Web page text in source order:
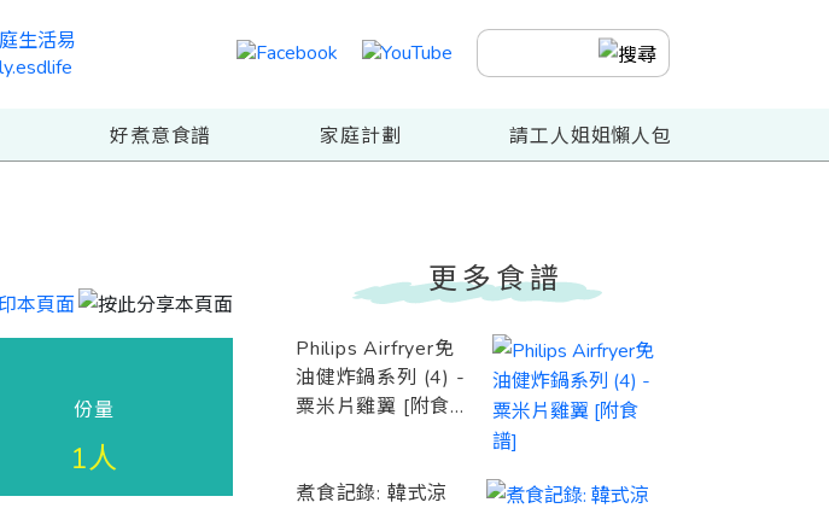
好煮意食譜 家庭計劃 請工人姐姐懶人包
份量
1人
更多食譜
Philips Airfryer免
油健炸鍋系列 (4) -
粟米片雞翼 [附食
煮食記錄: 韓式涼